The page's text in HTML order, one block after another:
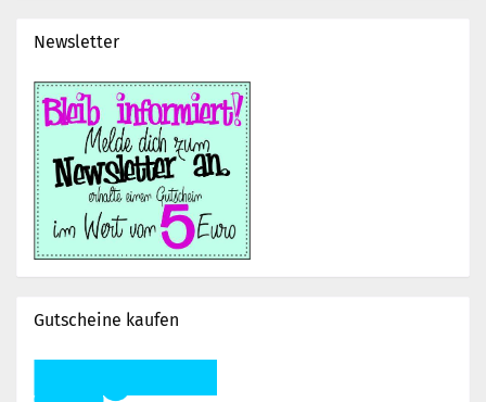
Newsletter
Gutscheine kaufen